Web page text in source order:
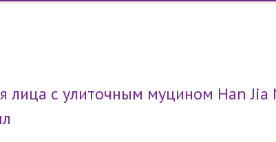
лица с улиточным муцином Han Jia